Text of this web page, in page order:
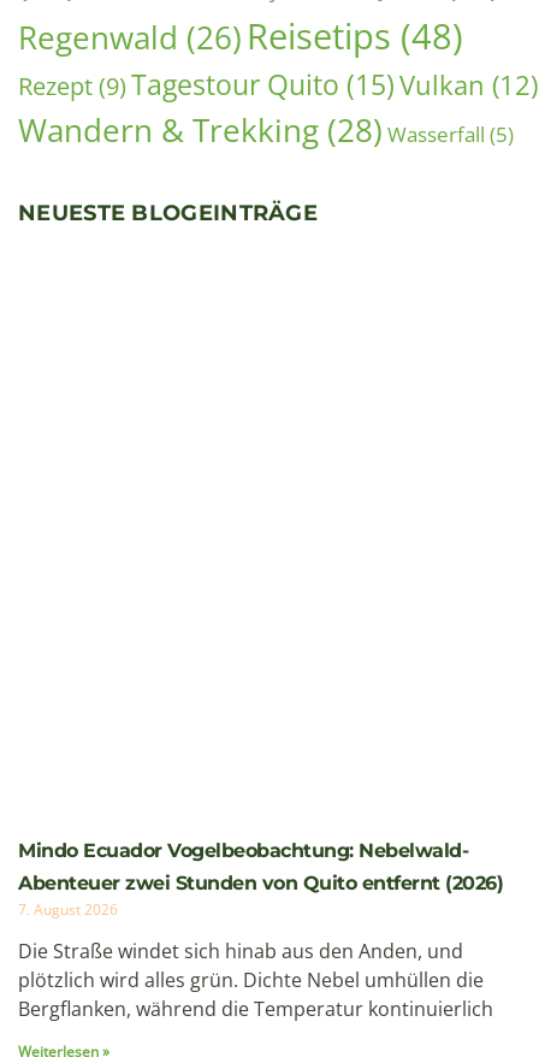
NEUESTE BLOGEINTRÄGE
Bergflanken, während die Temperatur kontinuierlich
Weiterlesen »